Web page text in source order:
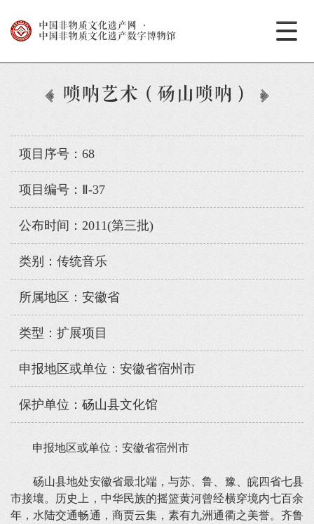
中国非物质文化遗产网
·
中国非物质文化遗产数字博物馆
唢呐艺术（砀山唢呐）
项目序号：68
项目编号：Ⅱ-37
公布时间：2011(第三批)
类别：传统音乐
所属地区：安徽省
类型：扩展项目
申报地区或单位：安徽省宿州市
保护单位：砀山县文化馆
申报地区或单位：安徽省宿州市
砀山县地处安徽省最北端，与苏、鲁、豫、皖四省七县
市接壤。历史上，中华民族的摇篮黄河曾经横穿境内七百余
年，水陆交通畅通，商贾云集，素有九洲通衢之美誉。齐鲁